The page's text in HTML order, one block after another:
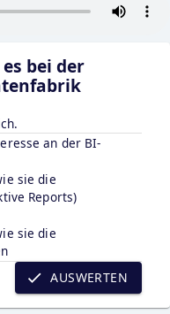
bei der
an der BI-
sie die
Reports)
sie die
AUSWERTEN